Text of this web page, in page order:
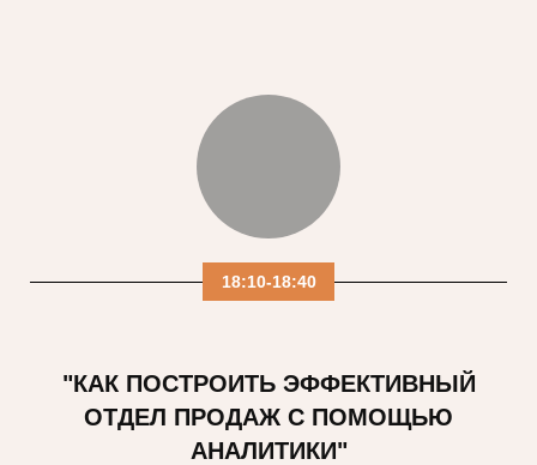
18:10-18:40
"КАК ПОСТРОИТЬ ЭФФЕКТИВНЫЙ
ОТДЕЛ ПРОДАЖ С ПОМОЩЬЮ
АНАЛИТИКИ"